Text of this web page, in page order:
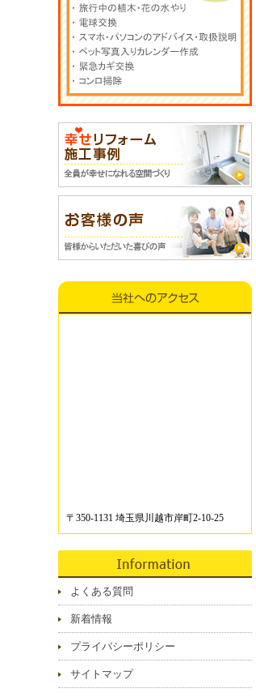
〒350-1131 埼玉県川越市岸町2-10-25
よくある質問
新着情報
プライバシーポリシー
サイトマップ